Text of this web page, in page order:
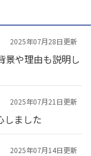
2025年07月28日更新
景や理由も説明し
2025年07月21日更新
しました
2025年07月14日更新